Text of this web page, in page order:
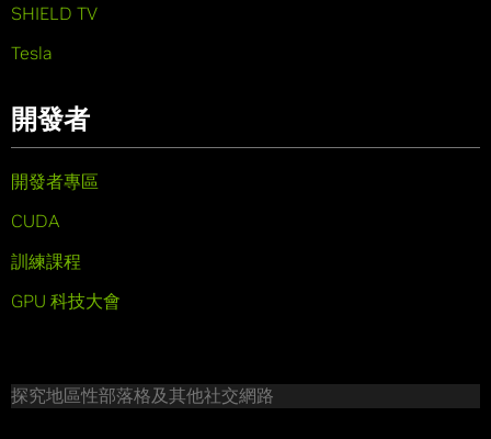
SHIELD TV
Tesla
開發者
開發者專區
CUDA
訓練課程
GPU 科技大會
探究地區性部落格及其他社交網路